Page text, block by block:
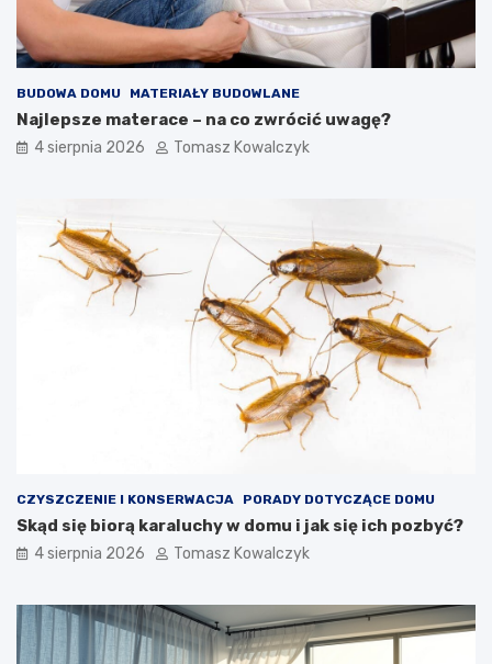
BUDOWA DOMU MATERIAŁY BUDOWLANE
Najlepsze materace – na co zwrócić uwagę?
4 sierpnia 2026 Tomasz Kowalczyk
CZYSZCZENIE I KONSERWACJA PORADY DOTYCZĄCE DOMU
Skąd się biorą karaluchy w domu i jak się ich pozbyć?
4 sierpnia 2026 Tomasz Kowalczyk